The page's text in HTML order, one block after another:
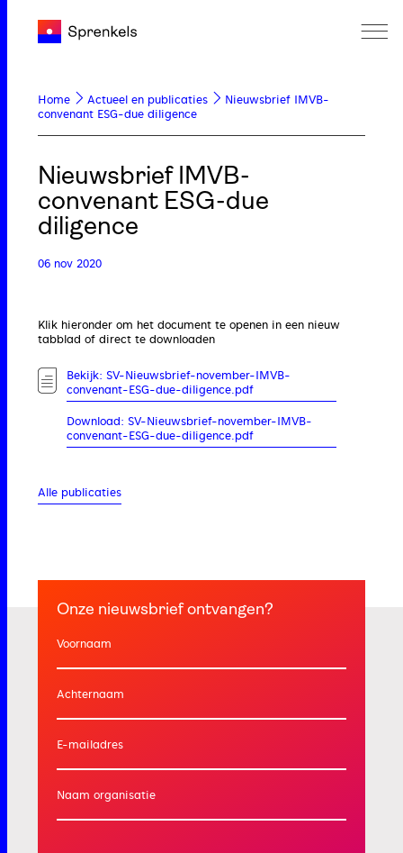
Home Actueel en publicaties
Nieuwsbrief IMVB-
convenant ESG-due diligence
Nieuwsbrief IMVB-
convenant ESG-due
diligence
06 nov 2020
Klik hieronder om het document te openen in een nieuw
tabblad of direct te downloaden
Bekijk: SV-Nieuwsbrief-november-IMVB-
convenant-ESG-due-diligence.pdf
Download: SV-Nieuwsbrief-november-IMVB-
convenant-ESG-due-diligence.pdf
Alle publicaties
Onze nieuwsbrief ontvangen?
Voornaam
Achternaam
E-mailadres
Naam organisatie